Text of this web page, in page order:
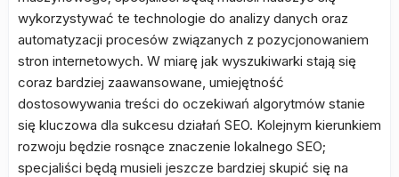
wykorzystywać te technologie do analizy danych oraz
automatyzacji procesów związanych z pozycjonowaniem
stron internetowych. W miarę jak wyszukiwarki stają się
coraz bardziej zaawansowane, umiejętność
dostosowywania treści do oczekiwań algorytmów stanie
się kluczowa dla sukcesu działań SEO. Kolejnym kierunkiem
rozwoju będzie rosnące znaczenie lokalnego SEO;
specjaliści będą musieli jeszcze bardziej skupić się na